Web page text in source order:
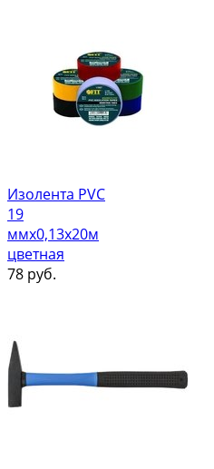
Изолента PVC
19
ммх0,13х20м
цветная
78 руб.